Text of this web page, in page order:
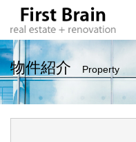
物件紹介 Property